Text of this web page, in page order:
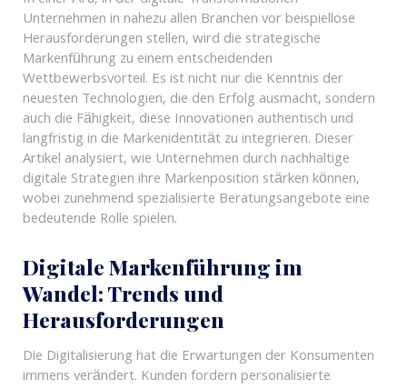
Unternehmen in nahezu allen Branchen vor beispiellose
Herausforderungen stellen, wird die strategische
Markenführung zu einem entscheidenden
Wettbewerbsvorteil. Es ist nicht nur die Kenntnis der
neuesten Technologien, die den Erfolg ausmacht, sondern
auch die Fähigkeit, diese Innovationen authentisch und
langfristig in die Markenidentität zu integrieren. Dieser
Artikel analysiert, wie Unternehmen durch nachhaltige
digitale Strategien ihre Markenposition stärken können,
wobei zunehmend spezialisierte Beratungsangebote eine
bedeutende Rolle spielen.
Digitale Markenführung im
Wandel: Trends und
Herausforderungen
Die Digitalisierung hat die Erwartungen der Konsumenten
immens verändert. Kunden fordern personalisierte